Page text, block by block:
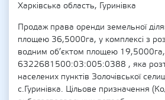
Харківська область, Гуринівка
Продаж права оренди земельної
площею 36,5000га, у комплексі з
водним об’єктом площею
6322681500:03:005:0388 , яка
населених пунктів Золочівської
с.Гуринівка. Цільове призначення